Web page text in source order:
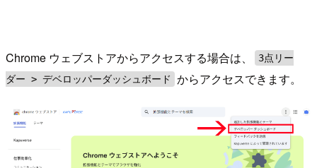
Chrome ウェブストアからアクセスする場合は、
3点リー
ダー > デベロッパーダッシュボード
からアクセスできます。